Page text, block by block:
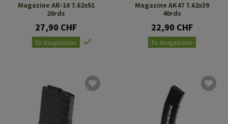
Magazine AR-10 7.62x51
20rds
27,90 CHF
In magazzino
Magazine AK47 7.62x39
40rds
22,90 CHF
In magazzino